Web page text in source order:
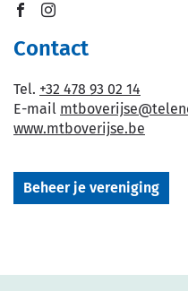
Contact
Tel. +32 478 93 02 14
E-
mail
mtboverijse@
Website
www.mtboverijse.be
Beheer je vereniging